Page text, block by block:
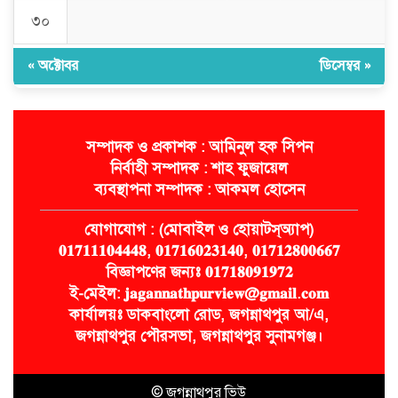
৩০
« অক্টোবর ডিসেম্বর »
সম্পাদক ও প্রকাশক : আমিনুল হক সিপন
নির্বাহী সম্পাদক : শাহ ফুজায়েল
ব্যবস্থাপনা সম্পাদক : আকমল হোসেন
যোগাযোগ : (মোবাইল ও হোয়াটস্অ্যাপ)
𝟎𝟏𝟕𝟏𝟏𝟏𝟎𝟒𝟒𝟒𝟖, 𝟎𝟏𝟕𝟏𝟔𝟎𝟐𝟑𝟏𝟒𝟎, 𝟎𝟏𝟕𝟏𝟐𝟖𝟎𝟎𝟔𝟔𝟕
বিজ্ঞাপণের জন্যঃ 𝟎𝟏𝟕𝟏𝟖𝟎𝟗𝟏𝟗𝟕𝟐
ই-মেইল: 𝐣𝐚𝐠𝐚𝐧𝐧𝐚𝐭𝐡𝐩𝐮𝐫𝐯𝐢𝐞𝐰@𝐠𝐦𝐚𝐢𝐥.𝐜𝐨𝐦
কার্যালয়ঃ ডাকবাংলো রোড, জগন্নাথপুর আ/এ,
জগন্নাথপুর পৌরসভা, জগন্নাথপুর সুনামগঞ্জ।
© জগন্নাথপুর ভিউ